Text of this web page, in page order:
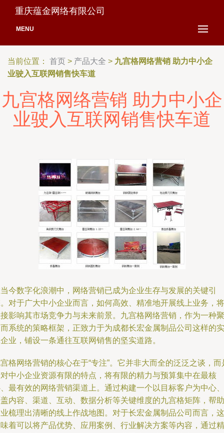
重庆蕴金网络有限公司
MENU
当前位置： 首页 > 产品大全 > 九宫格网络营销 助力中小企
业驶入互联网销售快车道
九宫格网络营销 助力中小企
业驶入互联网销售快车道
今数字化浪潮中，网络营销已成为企业生存与发展的关键引
对于广大中小企业而言，如何高效、精准地开展线上业务，将
影响其市场竞争力与未来前景。九宫格网络营销，作为一种聚
系统的策略框架，正致力于为成都长宏金属制品公司这样的实
业，铺设一条通往互联网销售的坚实道路。
格网络营销的核心在于“专注”。它并非大而全的泛泛之谈，而
中小企业资源有限的特点，将有限的精力与预算集中在最核
最有效的网络营销渠道上。通过构建一个以目标客户为中心、
内容、渠道、互动、数据分析等关键维度的九宫格矩阵，帮助
梳理出清晰的线上作战地图。对于长宏金属制品公司而言，这
着可以将产品优势、应用案例、行业解决方案等内容，通过精